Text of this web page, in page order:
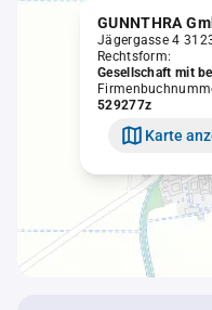
GUNNTHRA
Jägergasse 4
Rechtsform:
Gesellschaft mit
529277z
Karte